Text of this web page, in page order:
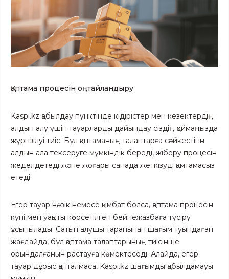
Қаптама процесін оңтайландыру
Kaspi.kz қабылдау пунктінде кідірістер мен кезектердің
алдын алу үшін тауарларды дайындау сіздің қоймаңызда
жүргізілуі тиіс. Бұл қаптаманың талаптарға сәйкестігін
алдын ала тексеруге мүмкіндік береді, жіберу процесін
жеделдетеді және жоғары сапада жеткізуді қамтамасыз
етеді.
Егер тауар нәзік немесе қымбат болса, қаптама процесін
күні мен уақыты көрсетілген бейнежазбаға түсіру
ұсынылады. Сатып алушы тарапынан шағым туындаған
жағдайда, бұл қаптама талаптарының тиісінше
орындалғанын растауға көмектеседі. Алайда, егер
тауар дұрыс қапталмаса, Kaspi.kz шағымды қабылдамауы